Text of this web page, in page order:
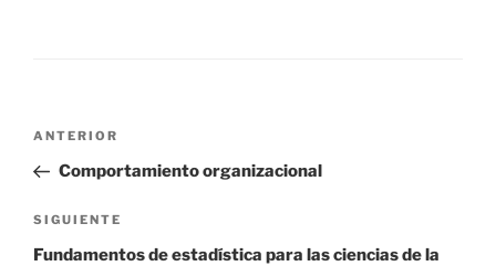
ANTERIOR
Comportamiento organizacional
SIGUIENTE
Fundamentos de estadística para las ciencias de la